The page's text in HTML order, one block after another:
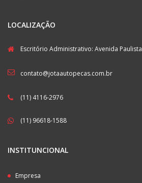
LOCALIZAÇÃO
Escritório Administrativo: Avenida Paulista
contato@jotaautopecas.com.br
(11) 4116-2976
(11) 96618-1588
INSTITUNCIONAL
Empresa